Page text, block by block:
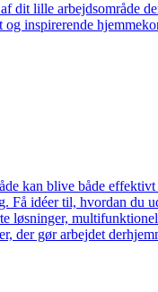
dit lille arbejdsområde
og inspirerende
kan blive både
Få idéer til, hvordan du
løsninger,
der gør arbejdet